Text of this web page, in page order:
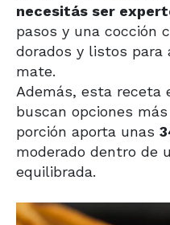
necesitás ser
pasos y una cocción
dorados y listos para
mate.
Además, esta receta
buscan opciones
porción aporta unas
moderado dentro de
equilibrada.